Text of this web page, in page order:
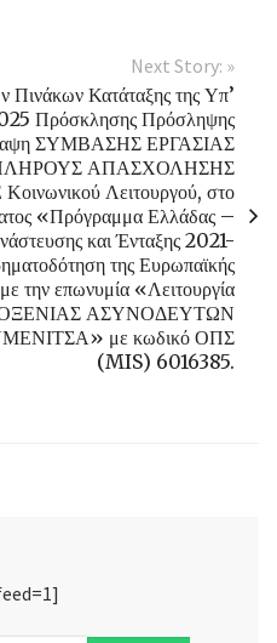
Next Story: »
Κατάταξης της Υπ’
Πρόσκλησης Πρόσληψης
ΣΥΜΒΑΣΗΣ ΕΡΓΑΣΙΑΣ
ΑΠΑΣΧΟΛΗΣΗΣ
Λειτουργού, στο
«Πρόγραμμα Ελλάδας –
και Ένταξης 2021-
της Ευρωπαϊκής
την επωνυμία «Λειτουργία
ΑΣΥΝΟΔΕΥΤΩΝ
με κωδικό ΟΠΣ
(MIS) 6016385.